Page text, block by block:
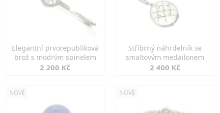
Elegantní prvorepubliková
brož s modrým spinelem
2 200 Kč
Stříbrný náhrdelník se
smaltovým medailonem
2 400 Kč
NOVÉ NOVÉ